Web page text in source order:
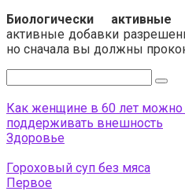
Биологически активные
активные добавки
но сначала вы должны
Как женщине в 60 лет можно
поддерживать внешность
Здоровье
Гороховый суп без мяса
Первое